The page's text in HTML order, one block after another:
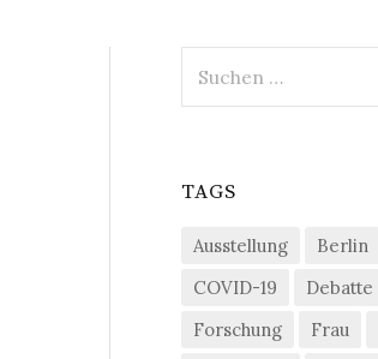
nach:
TAGS
Ausstellung Berlin
COVID-19
Debatte
Forschung
Frau